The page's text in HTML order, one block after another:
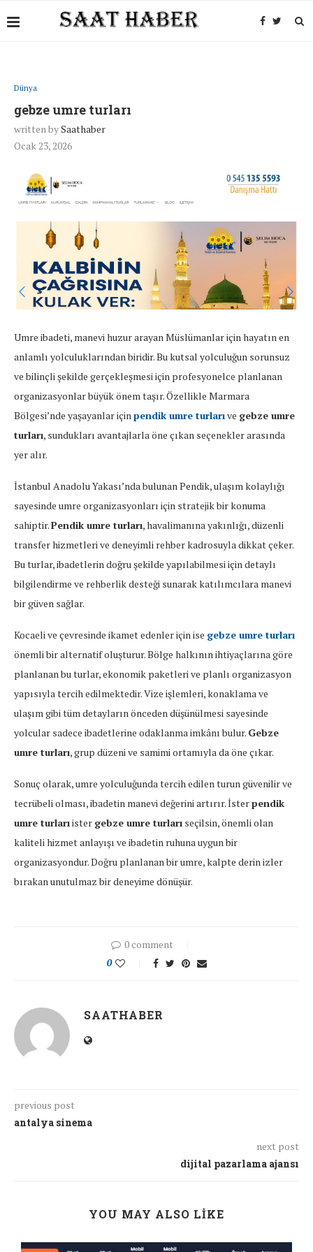
Dünya
gebze umre turları
written bySaathaber
Ocak 23, 2026
Umre ibadeti, manevi huzur arayan Müslümanlar için hayatın en
anlamlı yolculuklarından biridir. Bu kutsal yolculuğun sorunsuz
ve bilinçli şekilde gerçekleşmesi için profesyonelce planlanan
organizasyonlar büyük önem taşır. Özellikle Marmara
Bölgesi’nde yaşayanlar için pendik umre turlarıve gebze umre
turları, sundukları avantajlarla öne çıkan seçenekler arasında
yer alır.
İstanbul Anadolu Yakası’nda bulunan Pendik, ulaşım kolaylığı
sayesinde umre organizasyonları için stratejik bir konuma
sahiptir.Pendik umre turları, havalimanına yakınlığı, düzenli
transfer hizmetleri ve deneyimli rehber kadrosuyla dikkat çeker.
Bu turlar, ibadetlerin doğru şekilde yapılabilmesi için detaylı
bilgilendirme ve rehberlik desteği sunarak katılımcılara manevi
bir güven sağlar.
Kocaeli ve çevresinde ikamet edenler için ise gebze umre turları
önemli bir alternatif oluşturur. Bölge halkının ihtiyaçlarına göre
planlanan bu turlar, ekonomik paketleri ve planlı organizasyon
yapısıyla tercih edilmektedir. Vize işlemleri, konaklama ve
ulaşım gibi tüm detayların önceden düşünülmesi sayesinde
yolcular sadece ibadetlerine odaklanma imkânı bulur. Gebze
umre turları, grup düzeni ve samimi ortamıyla da öne çıkar.
Sonuç olarak, umre yolculuğunda tercih edilen turun güvenilir ve
tecrübeli olması, ibadetin manevi değerini artırır. İsterpendik
umre turlarıister gebze umre turları seçilsin, önemli olan
kaliteli hizmet anlayışı ve ibadetin ruhuna uygun bir
organizasyondur. Doğru planlanan bir umre, kalpte derin izler
bırakan unutulmaz bir deneyime dönüşür.
0 comment
0
SAATHABER
previous post
antalya sinema
next post
dijital pazarlama ajansı
YOU MAY ALSO LIKE